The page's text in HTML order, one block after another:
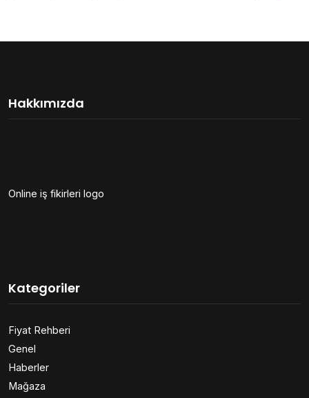
Hakkımızda
Online iş fikirleri logo
Kategoriler
Fiyat Rehberi
Genel
Haberler
Mağaza